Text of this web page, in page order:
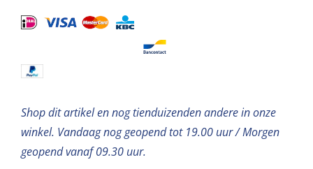
lagen
Shop dit artikel en nog tienduizenden andere in onze
winkel. Vandaag nog geopend tot 19.00 uur / Morgen
geopend vanaf 09.30 uur.